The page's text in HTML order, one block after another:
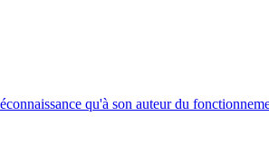
qu'à son auteur du